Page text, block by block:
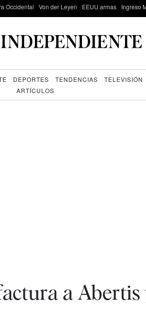
Occidental Von der Leyen EEUU armas Ingreso
DEPORTES TENDENCIAS TELEVISIÓN
ARTÍCULOS
a Abertis